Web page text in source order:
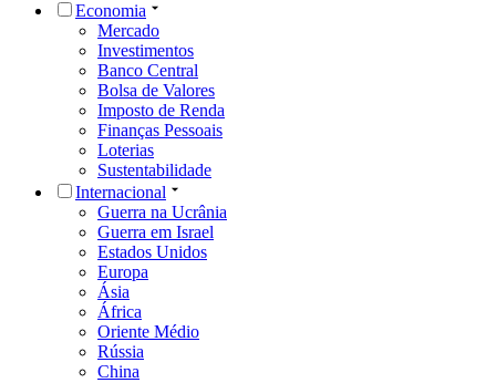
Economia
Mercado
Investimentos
Banco Central
Bolsa de Valores
Imposto de Renda
Finanças Pessoais
Loterias
Sustentabilidade
Internacional
Guerra na Ucrânia
Guerra em Israel
Estados Unidos
Europa
Ásia
África
Oriente Médio
Rússia
China